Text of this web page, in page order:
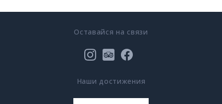
Оставайся на связи
Наши достижения